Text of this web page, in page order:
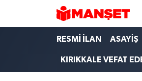
RESMİ İLAN ASAYİŞ
KIRIKKALE VEFAT
Hava Durumu
Trafik Durumu